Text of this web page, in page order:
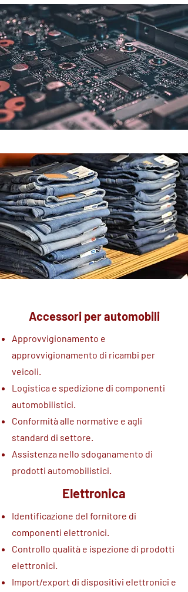
Accessori per automobili
Approvvigionamento e
approvvigionamento di ricambi per
veicoli.
Logistica e spedizione di componenti
automobilistici.
Conformità alle normative e agli
standard di settore.
Assistenza nello sdoganamento di
prodotti automobilistici.
Elettronica
Identificazione del fornitore di
componenti elettronici.
Controllo qualità e ispezione di prodotti
elettronici.
Import/export di dispositivi elettronici e